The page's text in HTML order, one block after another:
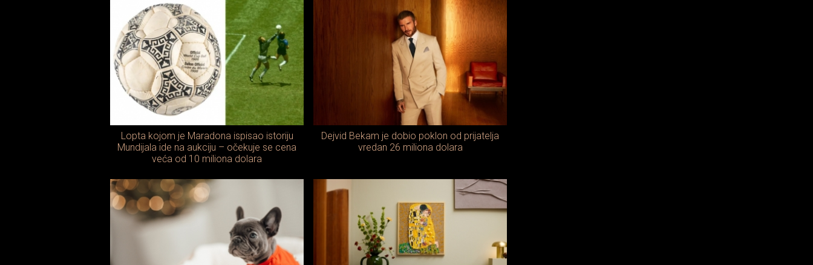
Lopta kojom je Maradona ispisao istoriju
Mundijala ide na aukciju – očekuje se cena
veća od 10 miliona dolara
Dejvid Bekam je dobio poklon od prijatelja
vredan 26 miliona dolara